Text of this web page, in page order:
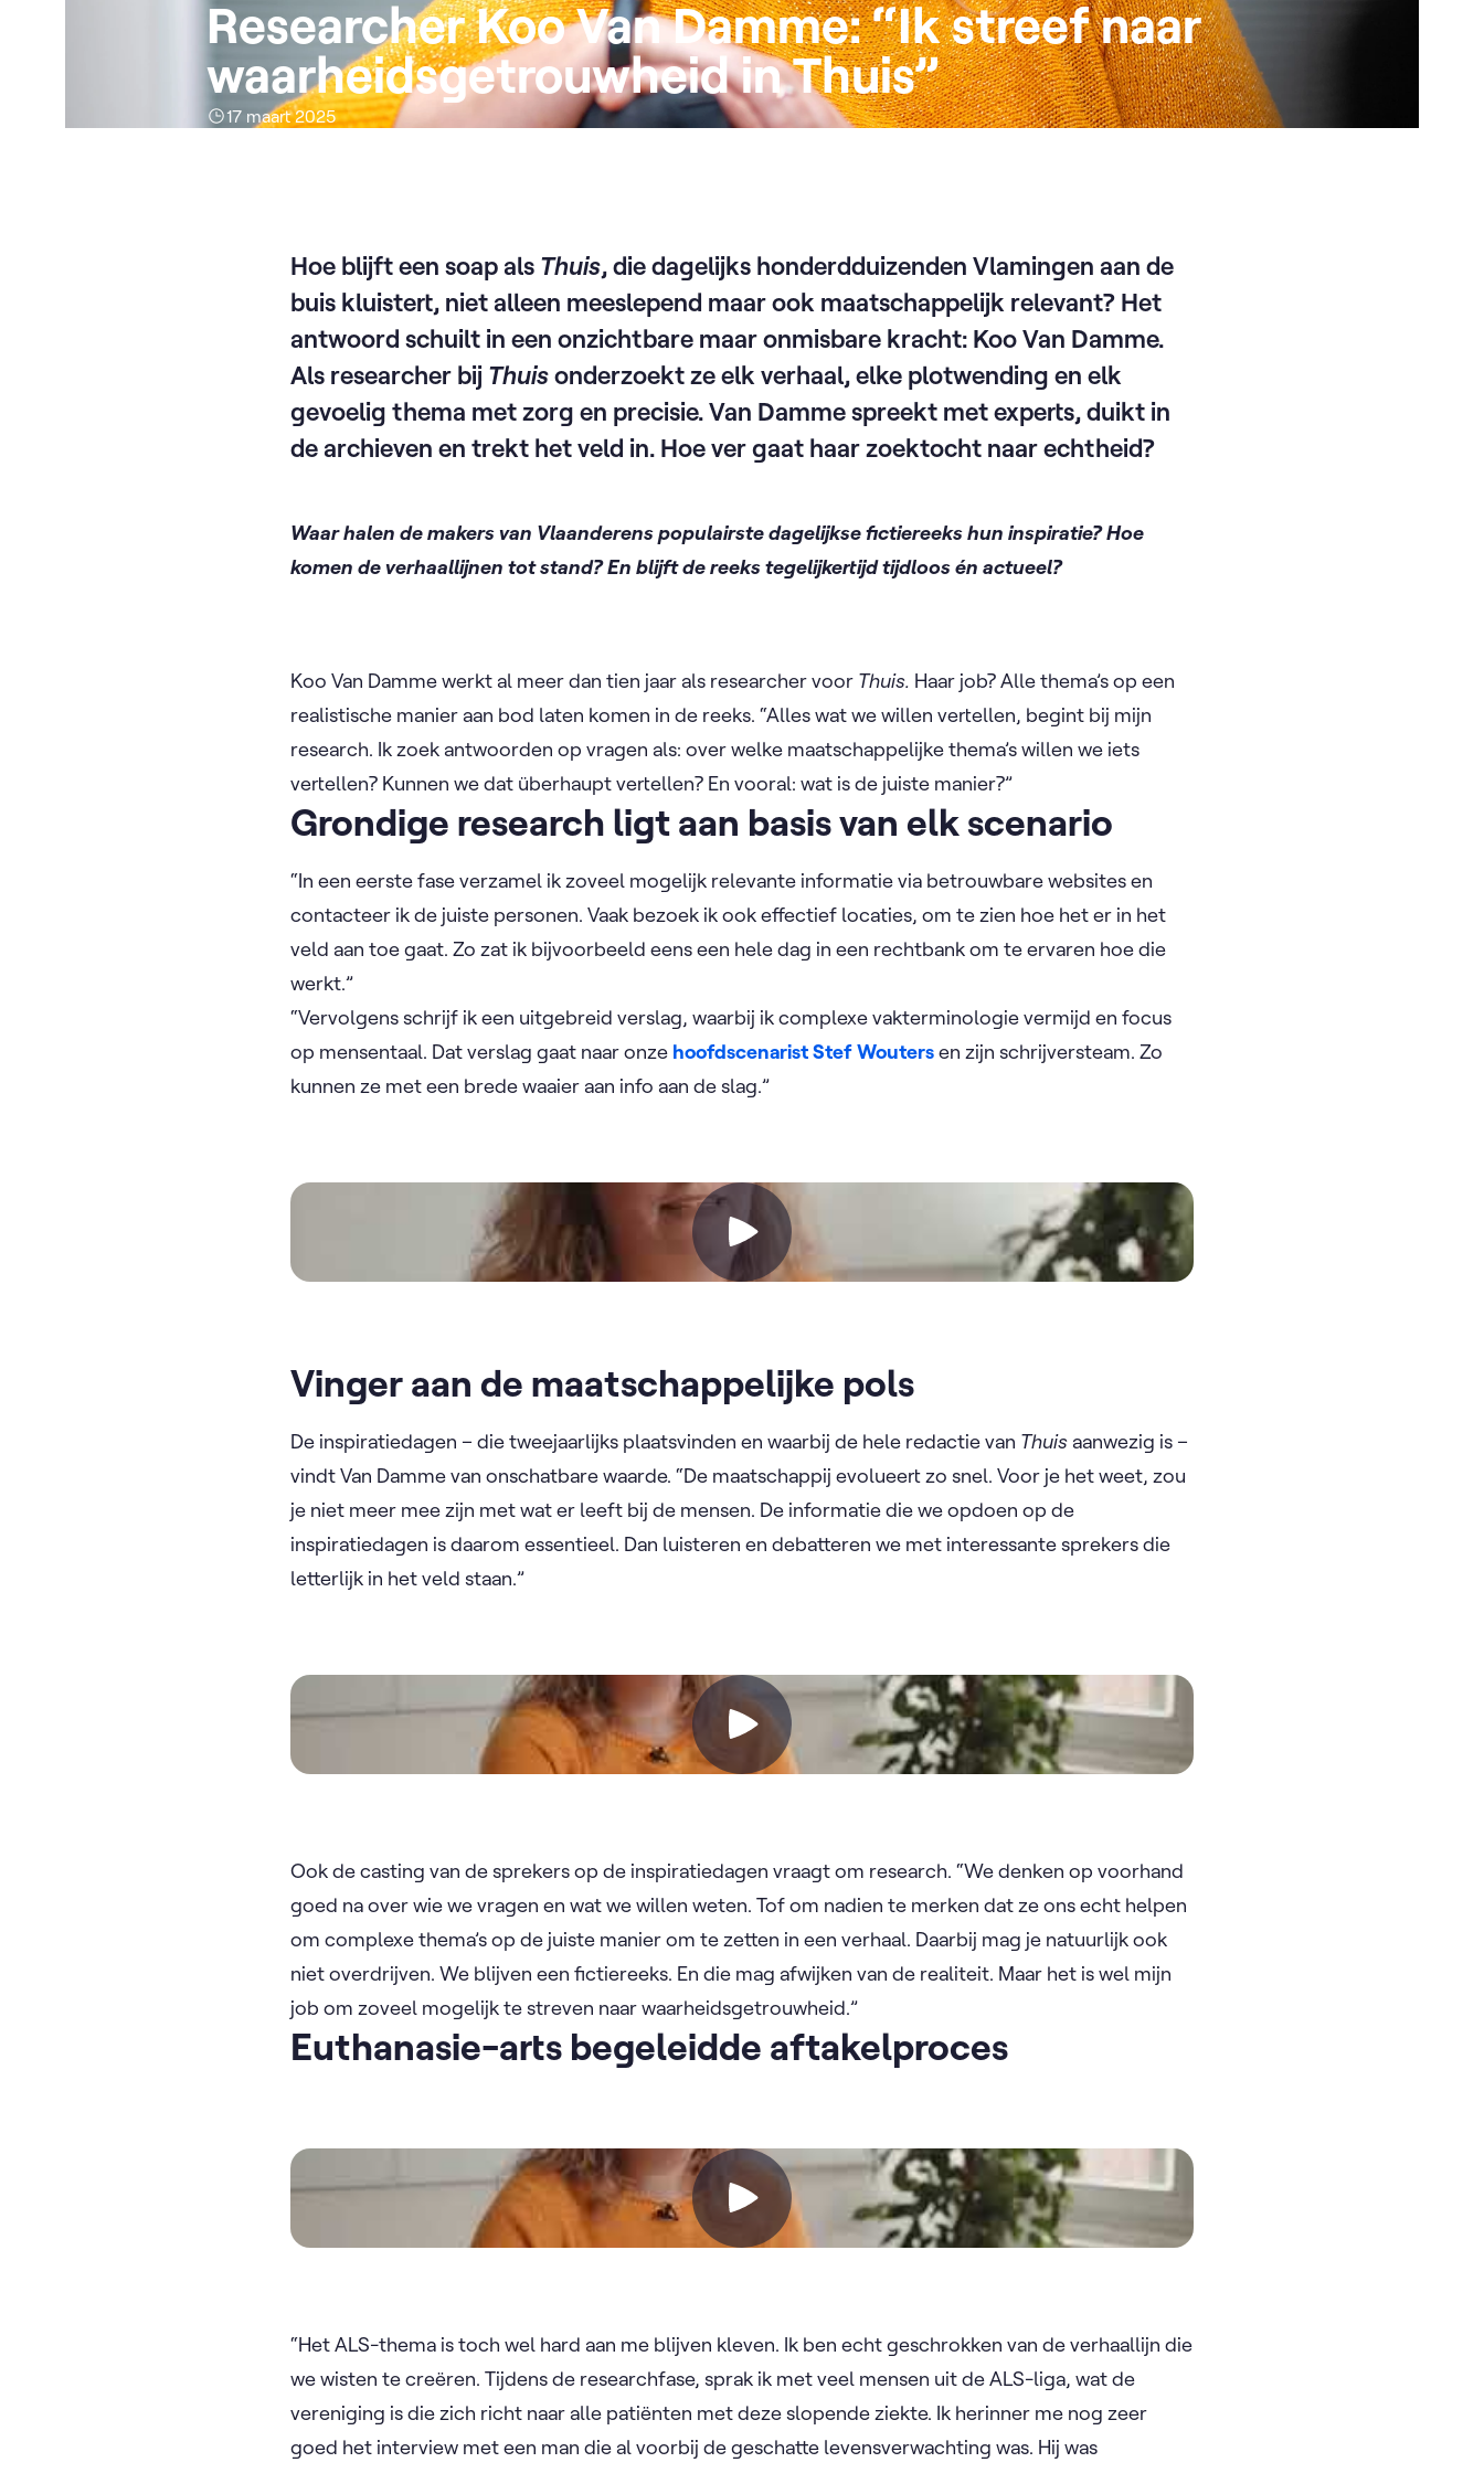
Researcher Koo Van Damme: “Ik streef naar
waarheidsgetrouwheid in Thuis”
17 maart 2025
Hoe blijft een soap als Thuis, die dagelijks honderdduizenden Vlamingen aan de
buis kluistert, niet alleen meeslepend maar ook maatschappelijk relevant? Het
antwoord schuilt in een onzichtbare maar onmisbare kracht: Koo Van Damme.
Als researcher bij Thuisonderzoekt ze elk verhaal, elke plotwending en elk
gevoelig thema met zorg en precisie. Van Damme spreekt met experts, duikt in
de archieven en trekt het veld in. Hoe ver gaat haar zoektocht naar echtheid?
Waar halen de makers van Vlaanderens populairste dagelijkse fictiereeks hun inspiratie? Hoe
komen de verhaallijnen tot stand? En blijft de reeks tegelijkertijd tijdloos én actueel?
Koo Van Damme werkt al meer dan tien jaar als researcher voor Thuis. Haar job? Alle thema’s op een
realistische manier aan bod laten komen in de reeks. “Alles wat we willen vertellen, begint bij mijn
research. Ik zoek antwoorden op vragen als: over welke maatschappelijke thema’s willen we iets
vertellen? Kunnen we dat überhaupt vertellen? En vooral: wat is de juiste manier?”
Grondige research ligt aan basis van elk scenario
“In een eerste fase verzamel ik zoveel mogelijk relevante informatie via betrouwbare websites en
contacteer ik de juiste personen. Vaak bezoek ik ook effectief locaties, om te zien hoe het er in het
veld aan toe gaat. Zo zat ik bijvoorbeeld eens een hele dag in een rechtbank om te ervaren hoe die
werkt.”
“Vervolgens schrijf ik een uitgebreid verslag, waarbij ik complexe vakterminologie vermijd en focus
op mensentaal. Dat verslag gaat naar onze hoofdscenarist Stef Woutersen zijn schrijversteam. Zo
kunnen ze met een brede waaier aan info aan de slag.”
Video
Vinger aan de maatschappelijke pols
De inspiratiedagen – die tweejaarlijks plaatsvinden en waarbij de hele redactie van Thuis aanwezig is –
vindt Van Damme van onschatbare waarde. “De maatschappij evolueert zo snel. Voor je het weet, zou
je niet meer mee zijn met wat er leeft bij de mensen. De informatie die we opdoen op de
inspiratiedagen is daarom essentieel. Dan luisteren en debatteren we met interessante sprekers die
letterlijk in het veld staan.”
Video
Ook de casting van de sprekers op de inspiratiedagen vraagt om research. “We denken op voorhand
goed na over wie we vragen en wat we willen weten. Tof om nadien te merken dat ze ons echt helpen
om complexe thema’s op de juiste manier om te zetten in een verhaal. Daarbij mag je natuurlijk ook
niet overdrijven. We blijven een fictiereeks. En die mag afwijken van de realiteit. Maar het is wel mijn
job om zoveel mogelijk te streven naar waarheidsgetrouwheid.”
Euthanasie-arts begeleidde aftakelproces
Video
“Het ALS-thema is toch wel hard aan me blijven kleven. Ik ben echt geschrokken van de verhaallijn die
we wisten te creëren. Tijdens de researchfase, sprak ik met veel mensen uit de ALS-liga, wat de
vereniging is die zich richt naar alle patiënten met deze slopende ziekte. Ik herinner me nog zeer
goed het interview met een man die al voorbij de geschatte levensverwachting was. Hij was